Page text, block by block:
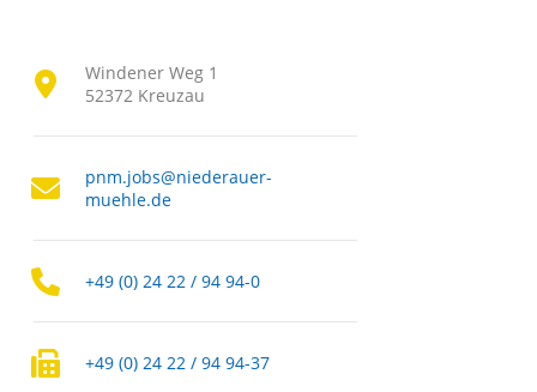
Windener Weg 1
52372 Kreuzau
pnm.jobs@niederauer-
muehle.de
+49 (0) 24 22 / 94 94-0
+49 (0) 24 22 / 94 94-37